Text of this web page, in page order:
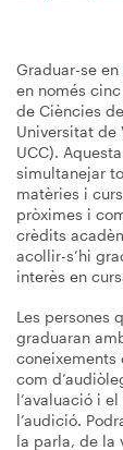
Graduar-se en
en només
de Ciències
Universitat de
UCC).
simultanejar
matèries i
pròximes i
crèdits
acollir-s’hi
interès en
Les persones
graduaran
coneixements
com
l’avaluació i
l’audició.
la parla, de la